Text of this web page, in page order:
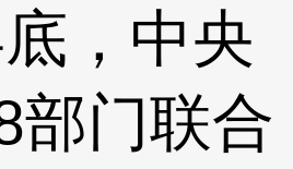
，中央
部门联合